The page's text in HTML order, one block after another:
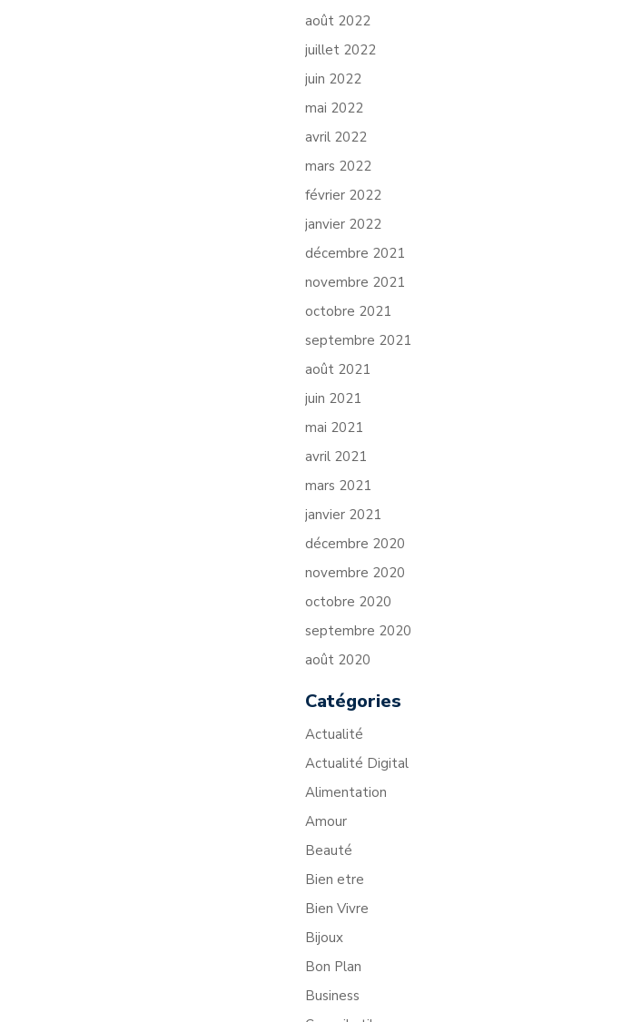
août 2022
juillet 2022
juin 2022
mai 2022
avril 2022
mars 2022
février 2022
janvier 2022
décembre 2021
novembre 2021
octobre 2021
septembre 2021
août 2021
juin 2021
mai 2021
avril 2021
mars 2021
janvier 2021
décembre 2020
novembre 2020
octobre 2020
septembre 2020
août 2020
Catégories
Actualité
Actualité Digital
Alimentation
Amour
Beauté
Bien etre
Bien Vivre
Bijoux
Bon Plan
Business